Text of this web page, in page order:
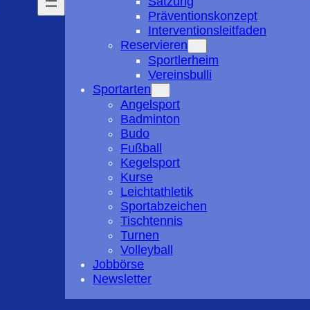
Präventionskonzept
Interventionsleitfaden
Reservieren
Sportlerheim
Vereinsbulli
Sportarten
Angelsport
Badminton
Budo
Fußball
Kegelsport
Kurse
Leichtathletik
Sportabzeichen
Tischtennis
Turnen
Volleyball
Jobbörse
Newsletter